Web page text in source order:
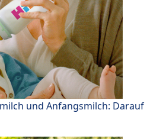
und Anfangsmilch: Darauf